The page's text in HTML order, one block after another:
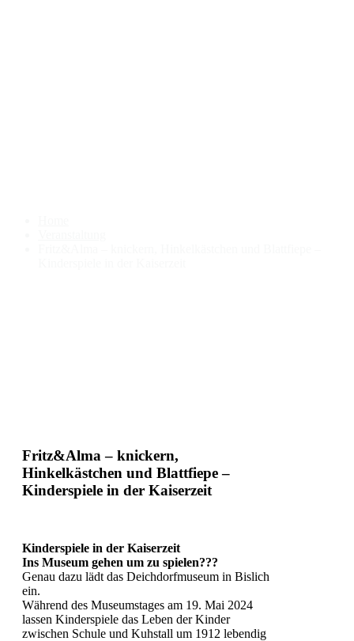
Fritz&Alma – knickern,
Hinkelkästchen und Blattfiepe –
Kinderspiele in der Kaiserzeit
Kinderspiele in der Kaiserzeit
Ins Museum gehen um zu spielen???
Genau dazu lädt das Deichdorfmuseum in Bislich
ein.
Während des Museumstages am 19. Mai 2024
lassen Kinderspiele das Leben der Kinder
zwischen Schule und Kuhstall um 1912 lebendig